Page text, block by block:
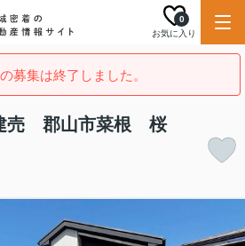
お気に入り
0
募集は終了しました。
売 郡山市菜根 桜